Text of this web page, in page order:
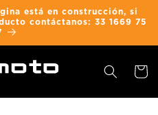
está en construcción, si
contáctanos: 33 1669 75
Carrito